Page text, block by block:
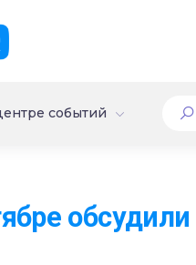
событий
обсудили